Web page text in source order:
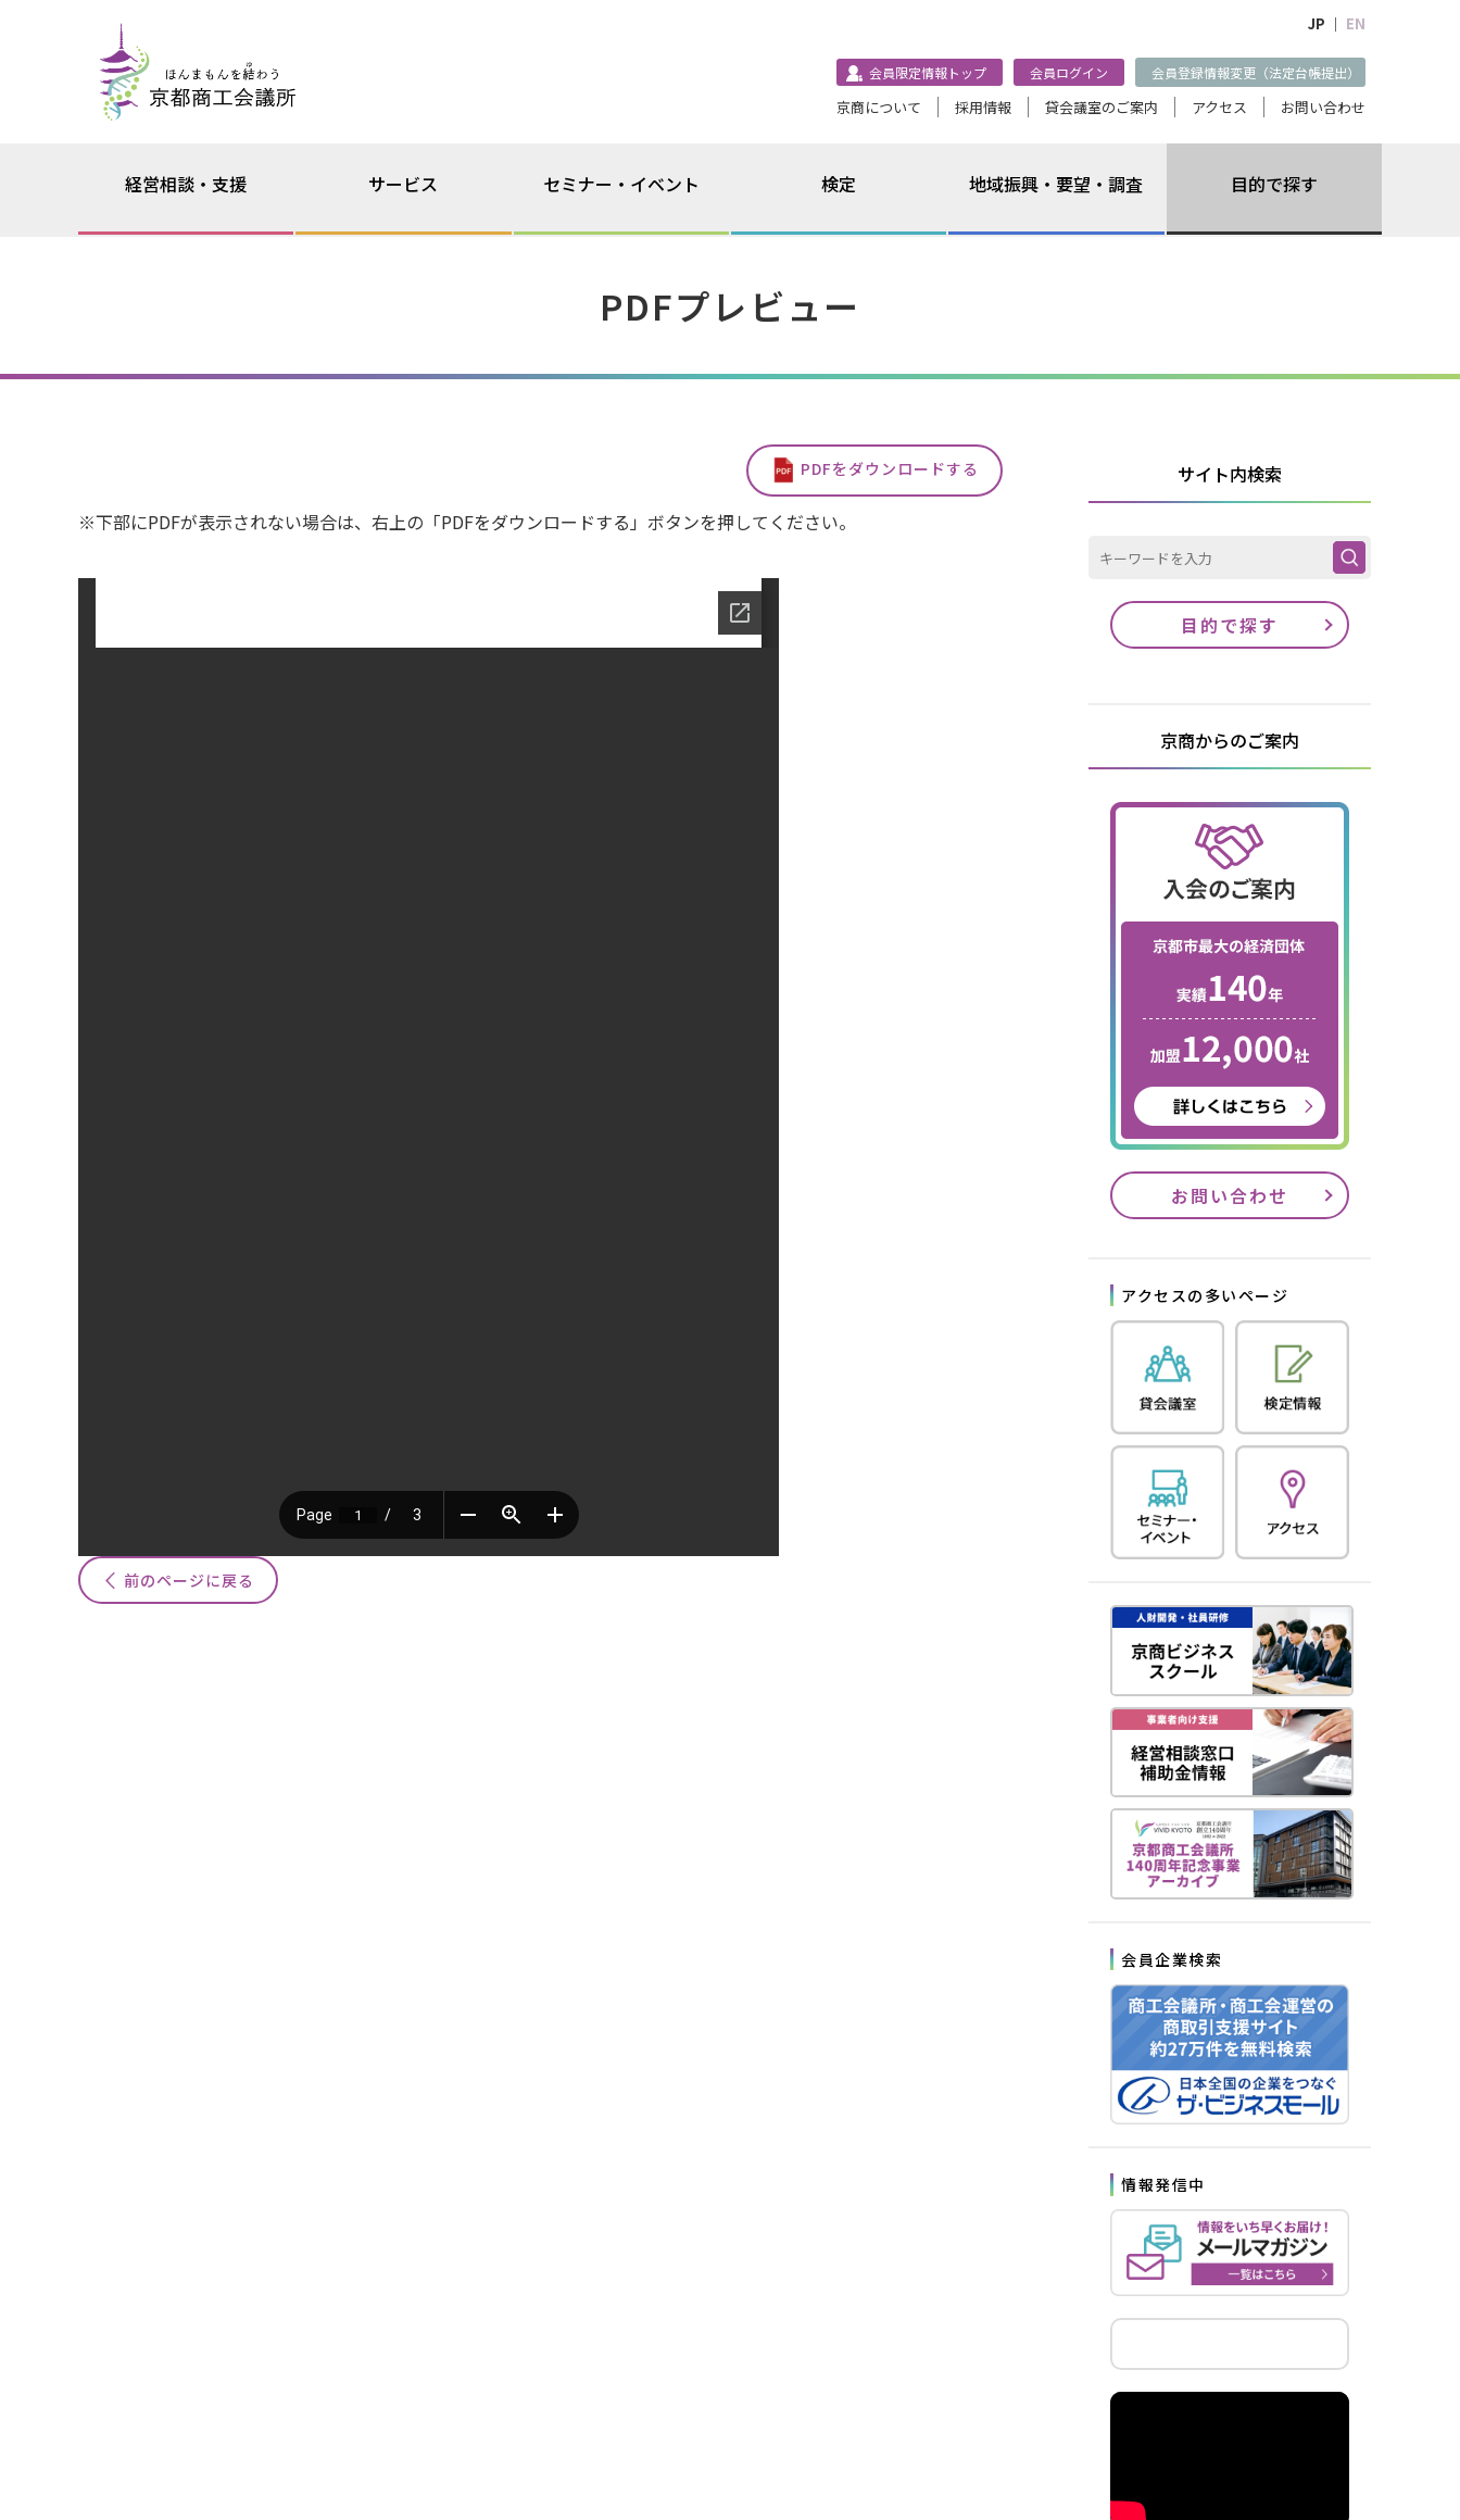
JP ｜ EN
会員限定情報トップ 会員ログイン 会員登録情報変更（法定台帳提出）
京商について 採用情報 貸会議室のご案内 アクセス お問い合わせ
経営相談・支援 サービス セミナー・イベント 検定 地域振興・要望・調査 目的で探す
PDFプレビュー
PDFをダウンロードする
※下部にPDFが表示されない場合は、右上の「PDFをダウンロードする」ボタンを押してください。
前のページに戻る
サイト内検索
目的で探す
京商からのご案内
お問い合わせ
アクセスの多いページ
会員企業検索
情報発信中